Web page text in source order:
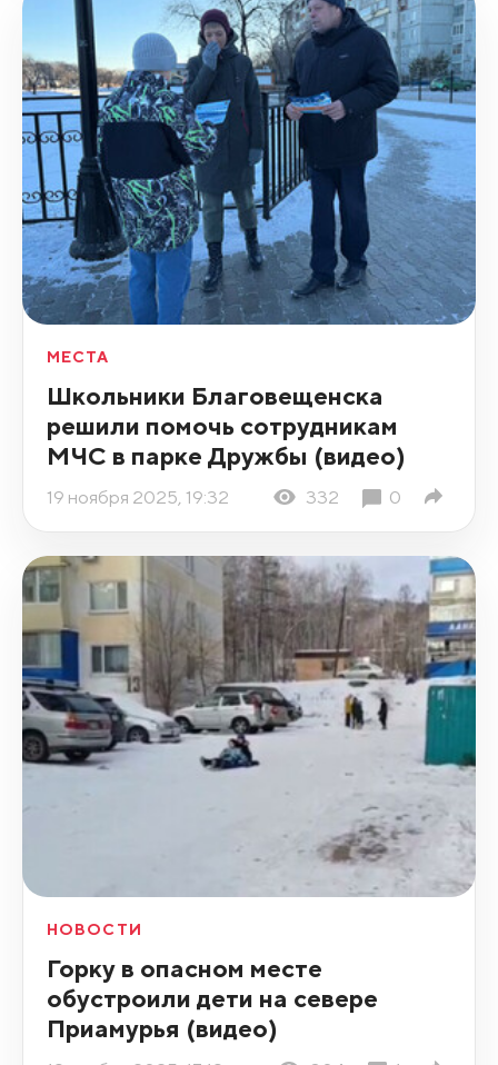
МЕСТА
Школьники Благовещенска
решили помочь сотрудникам
МЧС в парке Дружбы (видео)
19 ноября 2025, 19:32 332 0
НОВОСТИ
Горку в опасном месте
обустроили дети на севере
Приамурья (видео)